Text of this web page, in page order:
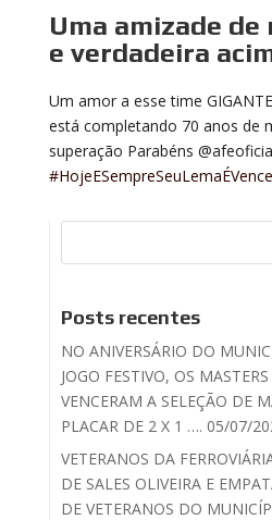
Uma amizade
e verdadeira
Um amor a esse time
está completando 70 anos de
superação Parabéns
Posts recentes
NO ANIVERSÁRIO DO
JOGO FESTIVO, OS
VENCERAM A SELEÇÃO DE
PLACAR DE 2 X 1 …. 05/07/
VETERANOS DA
DE SALES OLIVEIRA E
DE VETERANOS DO